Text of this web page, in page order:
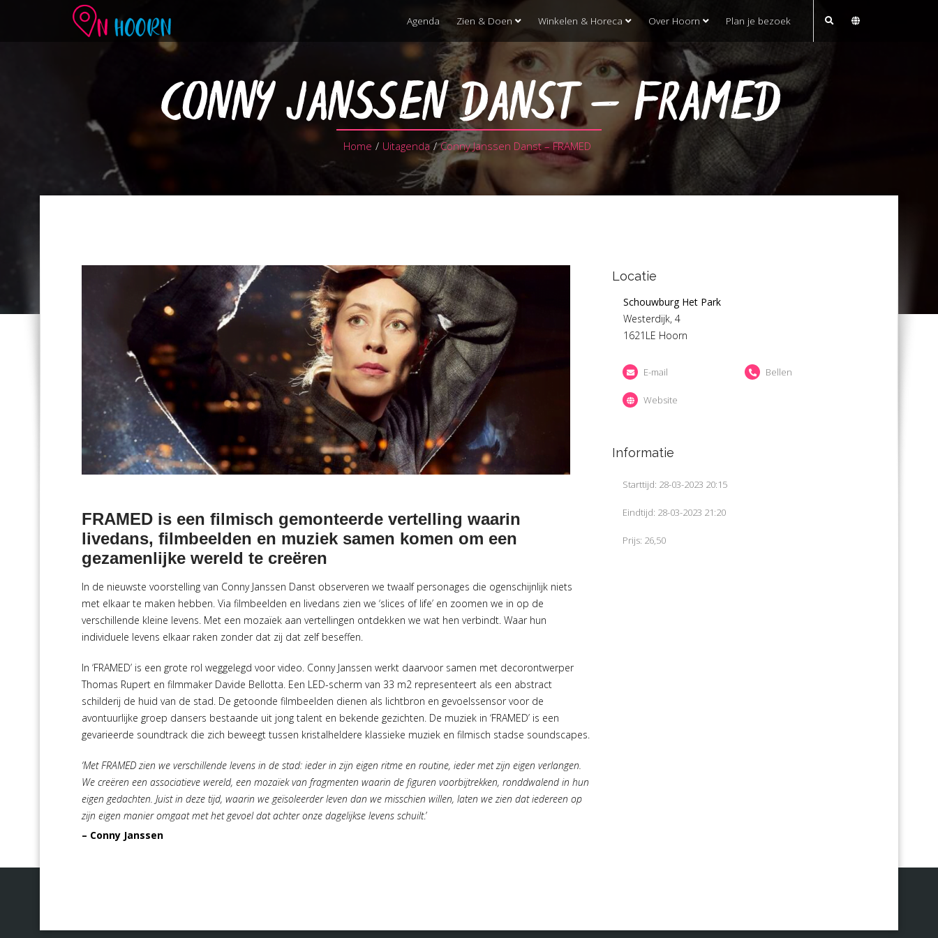
Agenda Zien & Doen Winkelen & Horeca Over Hoorn Plan je bezoek
CONNY JANSSEN DANST – FRAMED
Home / Uitagenda / Conny Janssen Danst – FRAMED
FRAMED is een filmisch gemonteerde vertelling waarin
livedans, filmbeelden en muziek samen komen om een
gezamenlijke wereld te creëren
In de nieuwste voorstelling van Conny Janssen Danst observeren we twaalf personages die ogenschijnlijk niets
met elkaar te maken hebben. Via filmbeelden en livedans zien we ‘slices of life’ en zoomen we in op de
verschillende kleine levens. Met een mozaïek aan vertellingen ontdekken we wat hen verbindt. Waar hun
individuele levens elkaar raken zonder dat zij dat zelf beseffen.
In ‘FRAMED’ is een grote rol weggelegd voor video. Conny Janssen werkt daarvoor samen met decorontwerper
Thomas Rupert en filmmaker Davide Bellotta. Een LED-scherm van 33 m2 representeert als een abstract
schilderij de huid van de stad. De getoonde filmbeelden dienen als lichtbron en gevoelssensor voor de
avontuurlijke groep dansers bestaande uit jong talent en bekende gezichten. De muziek in ‘FRAMED’ is een
gevarieerde soundtrack die zich beweegt tussen kristalheldere klassieke muziek en filmisch stadse soundscapes.
‘Met FRAMED zien we verschillende levens in de stad: ieder in zijn eigen ritme en routine, ieder met zijn eigen verlangen.
We creëren een associatieve wereld, een mozaïek van fragmenten waarin de figuren voorbijtrekken, ronddwalend in hun
eigen gedachten. Juist in deze tijd, waarin we geïsoleerder leven dan we misschien willen, laten we zien dat iedereen op
zijn eigen manier omgaat met het gevoel dat achter onze dagelijkse levens schuilt.’
– Conny Janssen
Locatie
Schouwburg Het Park
Westerdijk, 4
1621LE Hoorn
E-mail Bellen
Website
Informatie
Starttijd: 28-03-2023 20:15
Eindtijd: 28-03-2023 21:20
Prijs: 26,50